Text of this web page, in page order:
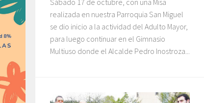
realizada en nuestra Parroquia San Miguel
se dio inicio a la actividad del Adulto Mayor,
para luego continuar en el Gimnasio
Multiuso donde el Alcalde Pedro Inostroza...